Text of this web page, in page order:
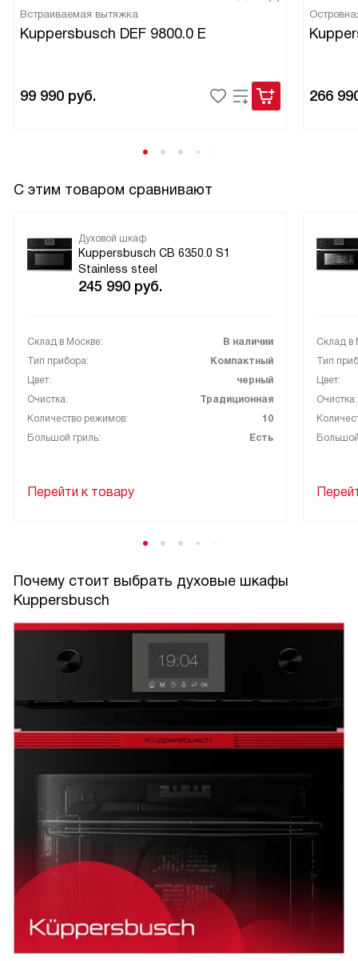
Важно отметить, что духовка имеет очень эффективную
систему охлаждения и автоматическое защитное
Я доволен покупкой и с уверенностью могу
рекомендовать эту духовку всем, кто ценит качество,
Встраиваемая вытяжка
Kuppersbusch DEF 9800.0 E
99 990 руб. 266
С этим товаром сравнивают
Духовой шкаф
Kuppersbusch CB 6350.0 S1
Stainless steel
245 990 руб.
Склад в Москве:
В наличии
Тип прибора:
Компактный
Цвет:
черный
Очистка:
Традиционная
Количество режимов:
10
Большой гриль:
Есть
Перейти к товару
Склад в
Тип
Цвет:
Очистка:
Почему стоит выбрать духовые шкафы
Kuppersbusch